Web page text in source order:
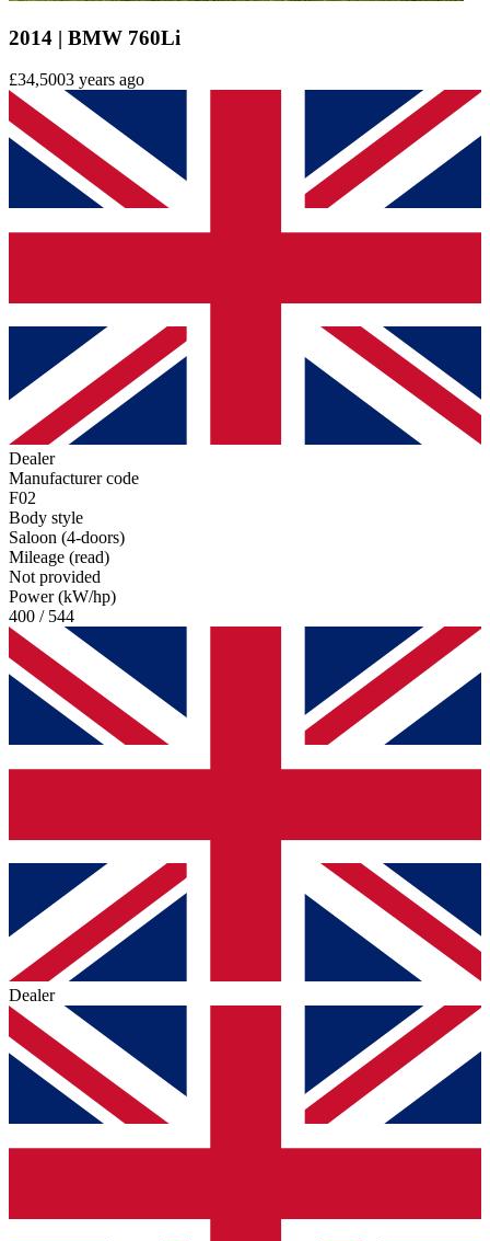
2014 | BMW 760Li
£34,5003 years ago
Dealer
Manufacturer code
F02
Body style
Saloon (4-doors)
Mileage (read)
Not provided
Power (kW/hp)
400 / 544
Dealer